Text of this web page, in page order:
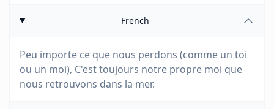
French
Peu importe ce que nous perdons (comme un toi
ou un moi), C'est toujours notre propre moi que
nous retrouvons dans la mer.